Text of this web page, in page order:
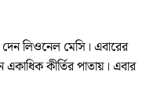
লিওনেল মেসি। এবারের
কীর্তির পাতায়। এবার